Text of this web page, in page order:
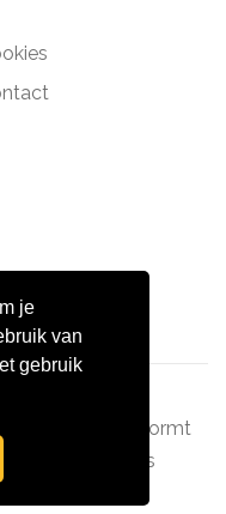
je
van
gebruik
vormt
Pixel Monsters